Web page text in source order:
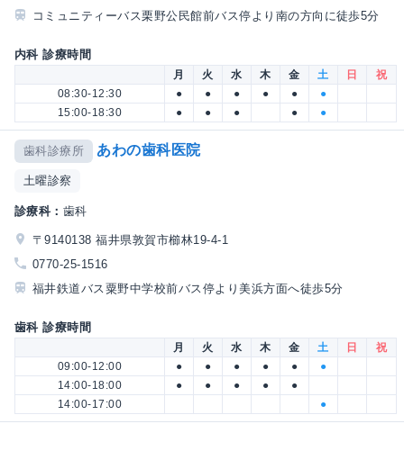
コミュニティーバス栗野公民館前バス停より南の方向に徒歩5分
内科 診療時間
月 火 水 木 金 土 日
祝
08:30-12:30
● ● ● ● ●
●
15:00-18:30
● ● ● ● ●
歯科診療所 あわの歯科医院
土曜診察
診療科： 歯科
〒9140138 福井県敦賀市櫛林19-4-1
0770-25-1516
福井鉄道バス粟野中学校前バス停より美浜方面へ徒歩5分
歯科 診療時間
月 火 水 木 金 土 日
祝
09:00-12:00
● ● ● ● ●
●
14:00-18:00
● ● ● ●
●
14:00-17:00
●